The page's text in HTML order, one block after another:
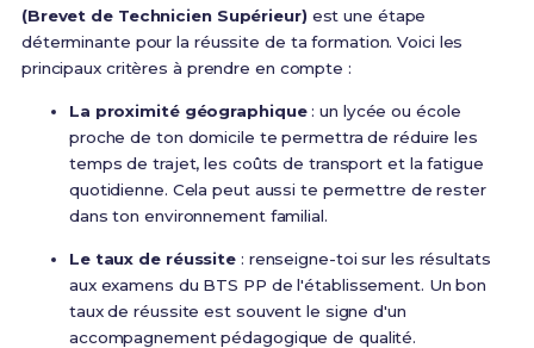
(Brevet de Technicien Supérieur) est une étape
déterminante pour la réussite de ta formation. Voici les
principaux critères à prendre en compte :
La proximité géographique: un lycée ou école
proche de ton domicile te permettra de réduire les
temps de trajet, les coûts de transport et la fatigue
quotidienne. Cela peut aussi te permettre de rester
dans ton environnement familial.
Le taux de réussite : renseigne-toi sur les résultats
aux examens du BTS PP de l'établissement. Un bon
taux de réussite est souvent le signe d'un
accompagnement pédagogique de qualité.